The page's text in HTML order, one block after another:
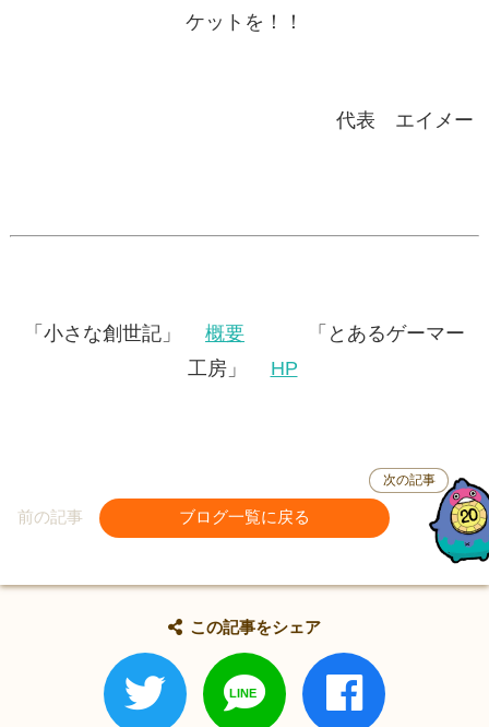
ケットを！！
代表 エイメー
「小さな創世記」 概要
「とあるゲーマー
工房」
HP
前の記事 ブログ一覧に戻る
次の記事
この記事をシェア